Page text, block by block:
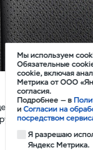
отделка кожей
рычага
Мы используем
Обязательные
cookie, включая
Метрика от ООО
согласия.
Подробнее — в
иСогласии на
посредством
Я разрешаю
Яндекс Метрика.